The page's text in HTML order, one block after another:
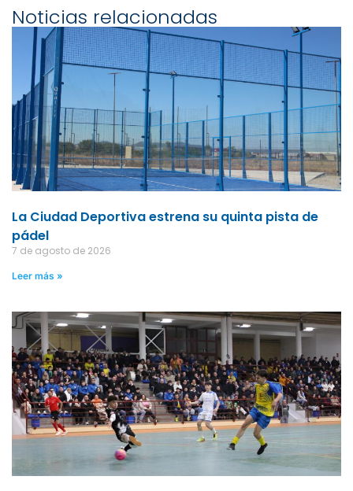
Noticias relacionadas
La Ciudad Deportiva estrena su quinta pista de
pádel
7 de agosto de 2026
Leer más »